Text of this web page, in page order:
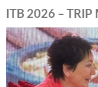
ITB 2026 – TRIP